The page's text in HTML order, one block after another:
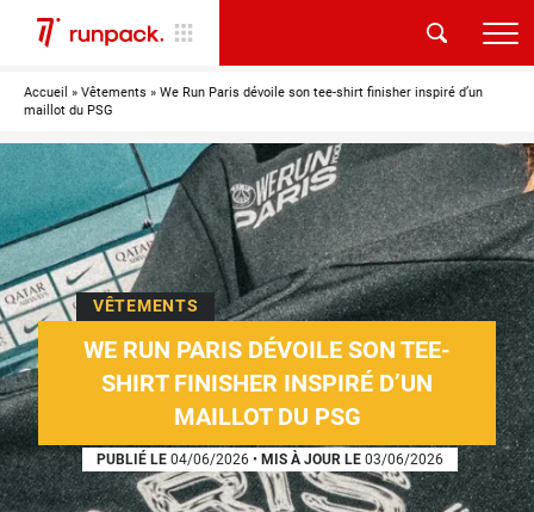
Accueil » Vêtements » We Run Paris dévoile son tee-shirt finisher inspiré d’un
maillot du PSG
VÊTEMENTS
WE RUN PARIS DÉVOILE SON TEE-
SHIRT FINISHER INSPIRÉ D’UN
MAILLOT DU PSG
PUBLIÉ LE 04/06/2026 • MIS À JOUR LE 03/06/2026